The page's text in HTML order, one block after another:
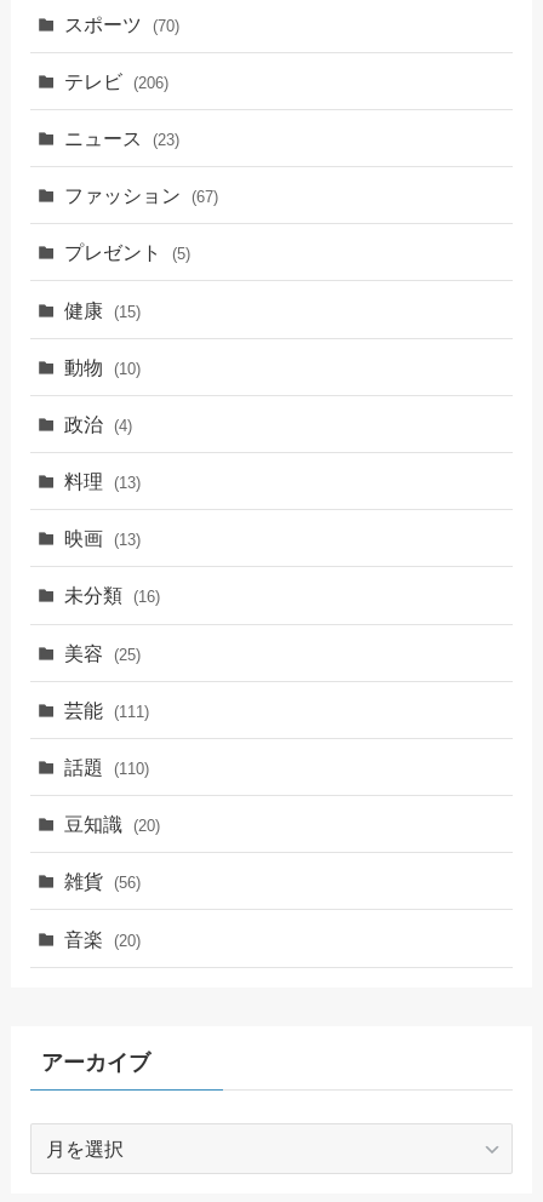
スポーツ (70)
テレビ (206)
ニュース (23)
ファッション (67)
プレゼント (5)
健康 (15)
動物 (10)
政治 (4)
料理 (13)
映画 (13)
未分類 (16)
美容 (25)
芸能 (111)
話題 (110)
豆知識 (20)
雑貨 (56)
音楽 (20)
アーカイブ